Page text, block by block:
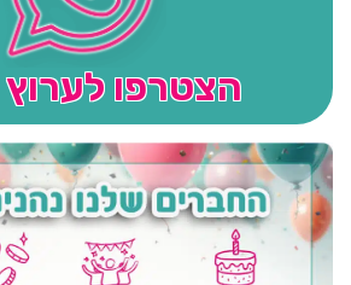
הצטרפו לערוץ